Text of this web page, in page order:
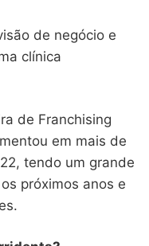
de negócio e
clínica
de Franchising
em mais de
tendo um grande
próximos anos e